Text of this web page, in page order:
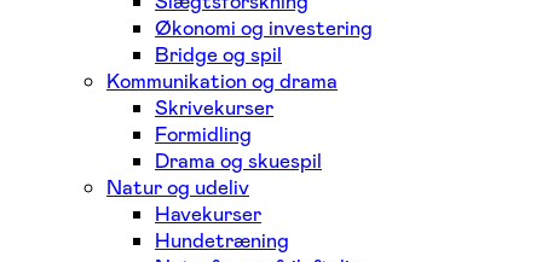
Økonomi og investering
Bridge og spil
Kommunikation og drama
Skrivekurser
Formidling
Drama og skuespil
Natur og udeliv
Havekurser
Hundetræning